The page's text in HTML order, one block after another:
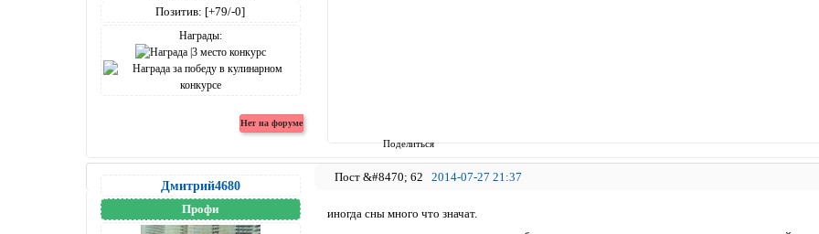
Поделиться
Позитив: [+79/-0]
Награды:
62 2014-07-27 21:37
Дмитрий4680
Профи
иногда сны много что значат.